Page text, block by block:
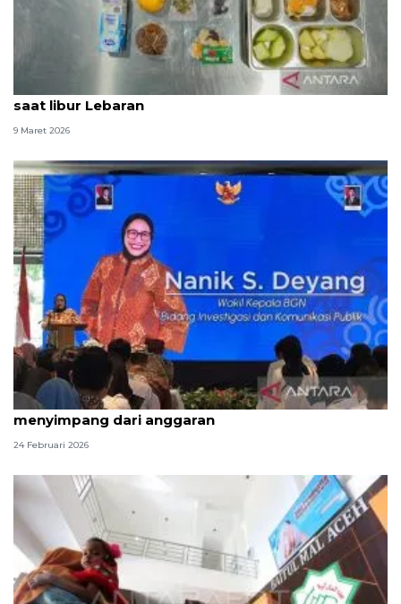
BGN: MBG bagi balita dan ibu hamil tetap berjalan
saat libur Lebaran
9 Maret 2026
BGN tanggapi menu MBG Ramadhan yang
menyimpang dari anggaran
24 Februari 2026